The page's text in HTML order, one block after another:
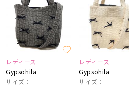
レディース
Gypsohila
サイズ：
レディース
Gypsohila
サイズ：